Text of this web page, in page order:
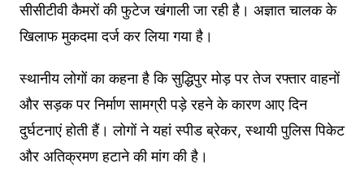
सीसीटीवी कैमरों की फुटेज खंगाली जा रही है। अज्ञात चालक के
खिलाफ मुकदमा दर्ज कर लिया गया है।
स्थानीय लोगों का कहना है कि सुद्धिपुर मोड़ पर तेज रफ्तार वाहनों
और सड़क पर निर्माण सामग्री पड़े रहने के कारण आए दिन
दुर्घटनाएं होती हैं। लोगों ने यहां स्पीड ब्रेकर, स्थायी पुलिस पिकेट
और अतिक्रमण हटाने की मांग की है।